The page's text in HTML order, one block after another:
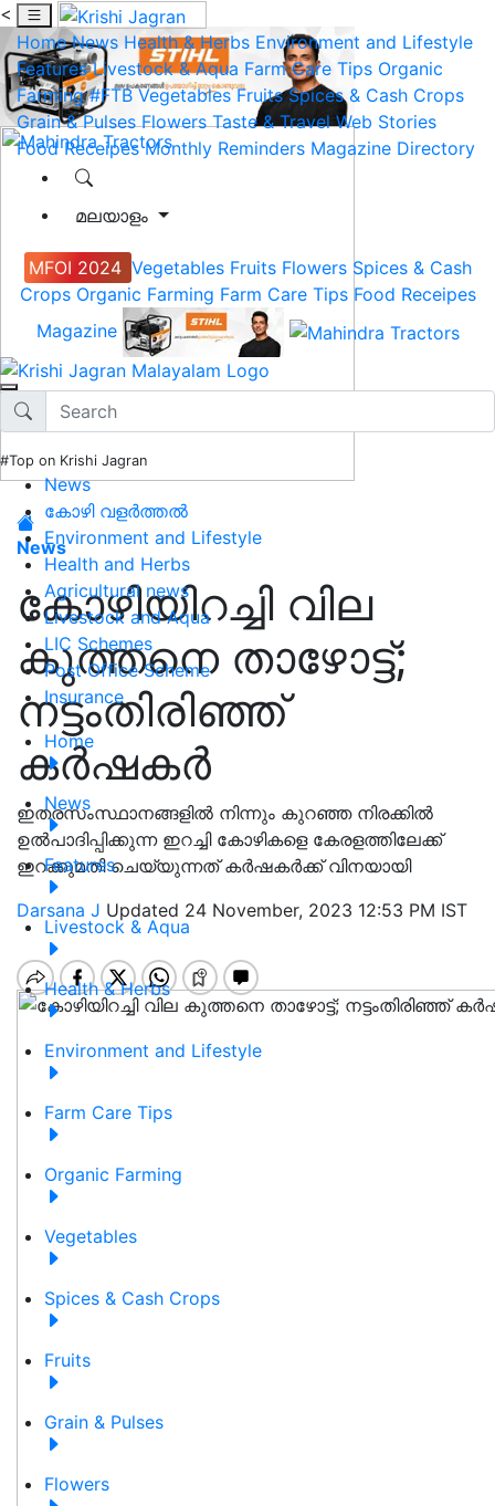
<
Home News Health & Herbs Environment and Lifestyle
Features Livestock & Aqua Farm Care Tips Organic
Farming #FTB Vegetables Fruits Spices & Cash Crops
Grain & Pulses Flowers Taste & Travel Web Stories
Food Receipes Monthly Reminders Magazine Directory
മലയാളം
MFOI 2024 Vegetables Fruits Flowers Spices & Cash
Crops Organic Farming Farm Care Tips Food Receipes
Magazine
#Top on Krishi Jagran
News
കോഴി വളർത്തൽ
Environment and Lifestyle
Health and Herbs
Agricultural news
Livestock and Aqua
LIC Schemes
Post Office Scheme
Insurance
Home
News
Features
Livestock & Aqua
Health & Herbs
Environment and Lifestyle
Farm Care Tips
Organic Farming
Vegetables
Spices & Cash Crops
Fruits
Grain & Pulses
Flowers
News
കോഴിയിറച്ചി വില
കുത്തനെ താഴോട്ട്;
നട്ടംതിരിഞ്ഞ്
കർഷകർ
ഇതരസംസ്ഥാനങ്ങളിൽ നിന്നും കുറഞ്ഞ നിരക്കിൽ
ഉൽപാദിപ്പിക്കുന്ന ഇറച്ചി കോഴികളെ കേരളത്തിലേക്ക്
ഇറക്കുമതി ചെയ്യുന്നത് കർഷകർക്ക് വിനയായി
Darsana J Updated 24 November, 2023 12:53 PM IST